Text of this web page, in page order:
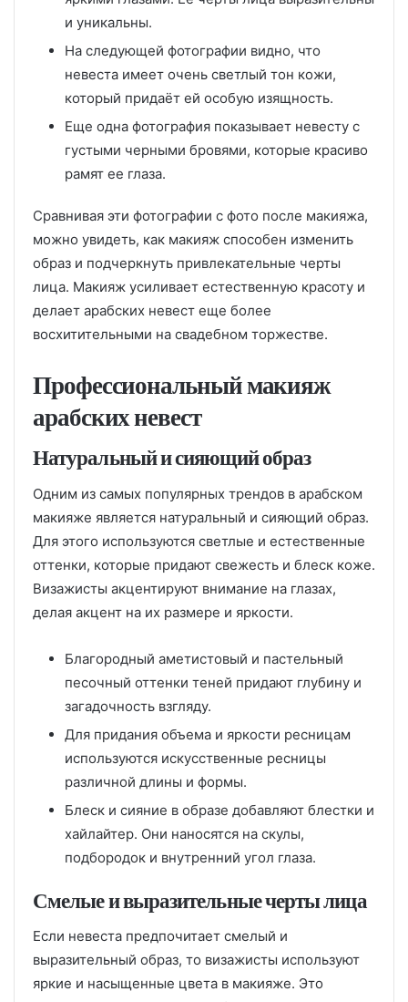
и уникальны.
На следующей фотографии видно, что
невеста имеет очень светлый тон кожи,
который придаёт ей особую изящность.
Еще одна фотография показывает невесту с
густыми черными бровями, которые красиво
рамят ее глаза.
Сравнивая эти фотографии с фото после макияжа,
можно увидеть, как макияж способен изменить
образ и подчеркнуть привлекательные черты
лица. Макияж усиливает естественную красоту и
делает арабских невест еще более
восхитительными на свадебном торжестве.
Профессиональный макияж
арабских невест
Натуральный и сияющий образ
Одним из самых популярных трендов в арабском
макияже является натуральный и сияющий образ.
Для этого используются светлые и естественные
оттенки, которые придают свежесть и блеск коже.
Визажисты акцентируют внимание на глазах,
делая акцент на их размере и яркости.
Благородный аметистовый и пастельный
песочный оттенки теней придают глубину и
загадочность взгляду.
Для придания объема и яркости ресницам
используются искусственные ресницы
различной длины и формы.
Блеск и сияние в образе добавляют блестки и
хайлайтер. Они наносятся на скулы,
подбородок и внутренний угол глаза.
Смелые и выразительные черты лица
Если невеста предпочитает смелый и
выразительный образ, то визажисты используют
яркие и насыщенные цвета в макияже. Это